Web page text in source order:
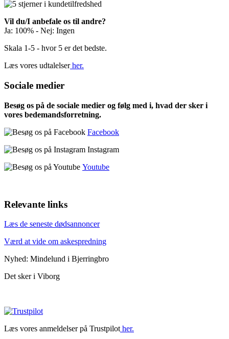
Vil du/I anbefale os til andre?
Ja: 100% - Nej: Ingen
Skala 1-5 - hvor 5 er det bedste.
Læs vores udtalelserher.
Sociale medier
Besøg os på de sociale medier og følg med i, hvad der sker i
vores bedemandsforretning.
Facebook
Instagram
Youtube
Relevante links
Læs de seneste dødsannoncer
Værd at vide om askespredning
Nyhed: Mindelund i Bjerringbro
Det sker i Viborg
Læs vores anmeldelser på Trustpilot her.